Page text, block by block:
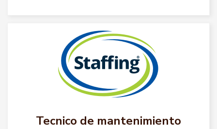
Tecnico de mantenimiento